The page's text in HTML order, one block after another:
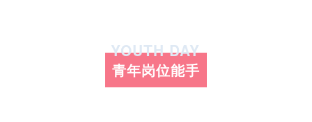
YOUTH DAY
青年岗位能手